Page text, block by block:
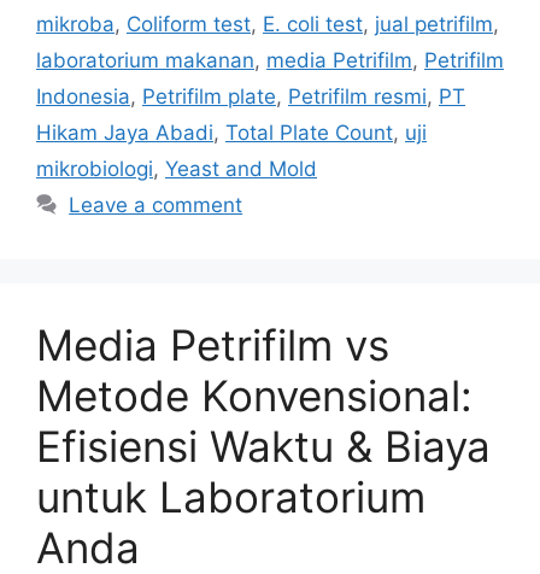
mikroba, Coliform test, E. coli test, jual petrifilm,
laboratorium makanan, media Petrifilm, Petrifilm
Indonesia, Petrifilm plate, Petrifilm resmi, PT
Hikam Jaya Abadi, Total Plate Count, uji
mikrobiologi, Yeast and Mold
Leave a comment
Media Petrifilm vs
Metode Konvensional:
Efisiensi Waktu & Biaya
untuk Laboratorium
Anda